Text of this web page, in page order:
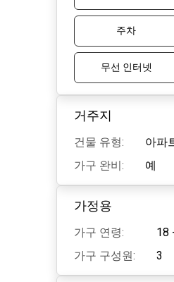
주차
무선 인터넷
거주지
건물 유형:
아파
가구 완비:
예
가정용
가구 연령:
18
가구 구성원:
3